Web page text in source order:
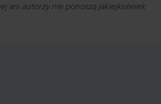
ani autorzy nie ponoszą jakiejkolwiek